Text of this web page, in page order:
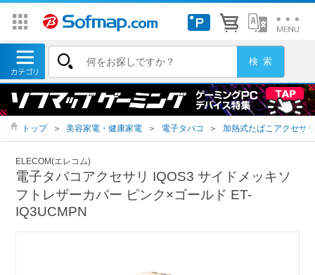
トップ ＞ 美容家電・健康家電 ＞ 電子タバコ ＞ 加熱式たばこアクセサ
ELECOM(エレコム)
電子タバコアクセサリ IQOS3 サイドメッキソ
フトレザーカバー ピンク×ゴールド ET-
IQ3UCMPN